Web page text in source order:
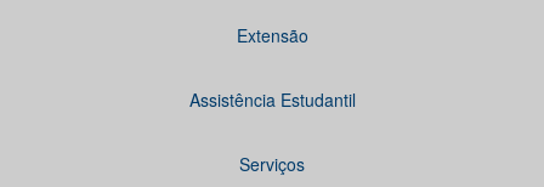
Extensão
Assistência Estudantil
Serviços